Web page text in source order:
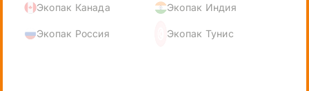
Экопак Канада Экопак Индия
Экопак Россия Экопак Тунис